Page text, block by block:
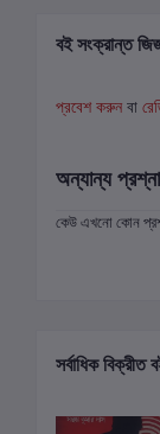
বই সংক্রান্ত
প্রবেশ করুন বা
অন্যান্য
কেউ এখনো কোন
সর্বাধিক বিক্রীত